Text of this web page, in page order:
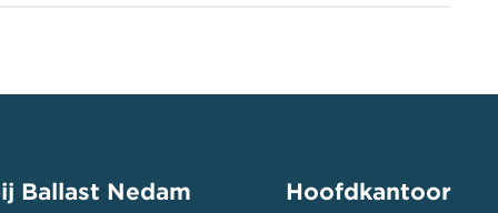
Ballast Nedam Hoofdkantoor